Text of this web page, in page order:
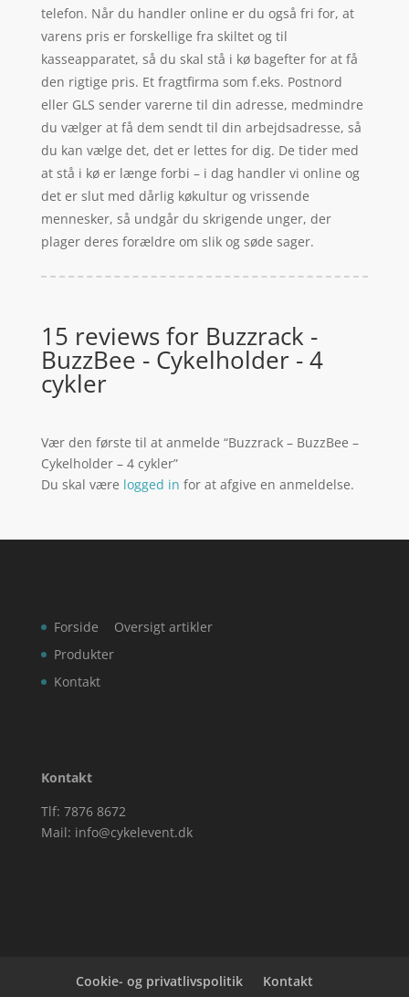
telefon. Når du handler online er du også fri for, at
varens pris er forskellige fra skiltet og til
kasseapparatet, så du skal stå i kø bagefter for at få
den rigtige pris. Et fragtfirma som f.eks. Postnord
eller GLS sender varerne til din adresse, medmindre
du vælger at få dem sendt til din arbejdsadresse, så
du kan vælge det, det er lettes for dig. De tider med
at stå i kø er længe forbi – i dag handler vi online og
det er slut med dårlig køkultur og vrissende
mennesker, så undgår du skrigende unger, der
plager deres forældre om slik og søde sager.
15 reviews for Buzzrack -
BuzzBee - Cykelholder - 4
cykler
Vær den første til at anmelde “Buzzrack – BuzzBee –
Cykelholder – 4 cykler”
Du skal være logged in for at afgive en anmeldelse.
Forside
Produkter
Kontakt
Oversigt artikler
Kontakt
Tlf: 7876 8672
Mail: info@cykelevent.dk
Cookie- og privatlivspolitik Kontakt